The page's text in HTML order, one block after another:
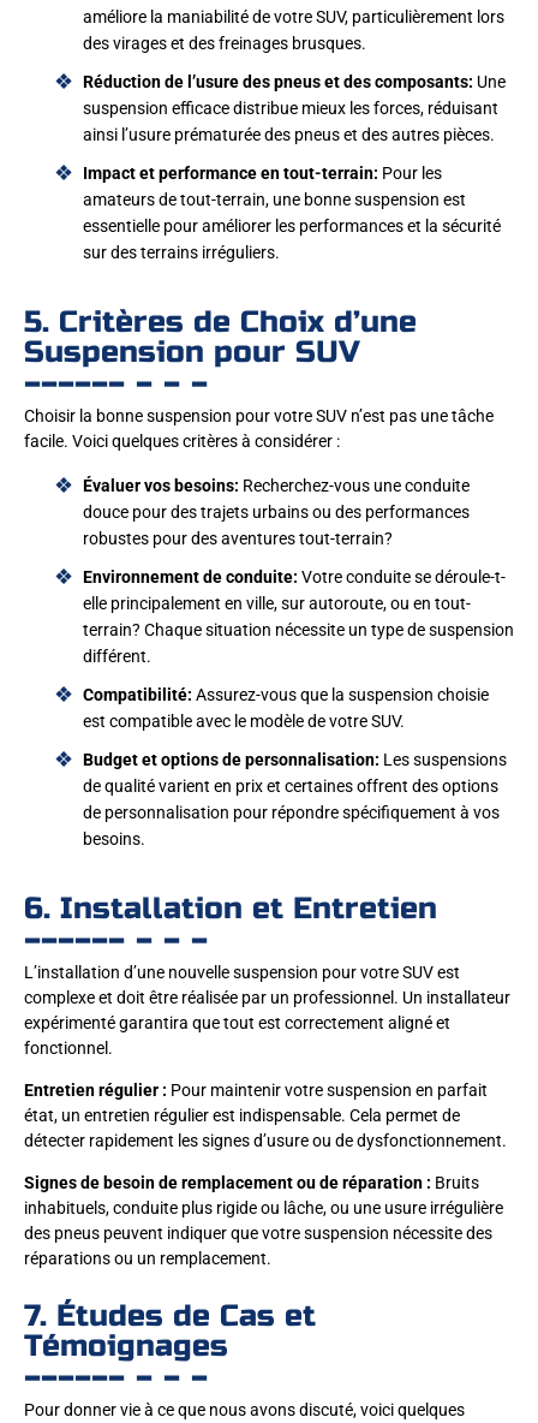
améliore la maniabilité de votre SUV, particulièrement lors
des virages et des freinages brusques.
Réduction de l’usure des pneus et des composants: Une
suspension efficace distribue mieux les forces, réduisant
ainsi l’usure prématurée des pneus et des autres pièces.
Impact et performance en tout-terrain: Pour les
amateurs de tout-terrain, une bonne suspension est
essentielle pour améliorer les performances et la sécurité
sur des terrains irréguliers.
5. Critères de Choix d’une
Suspension pour SUV
Choisir la bonne suspension pour votre SUV n’est pas une tâche
facile. Voici quelques critères à considérer :
Évaluer vos besoins: Recherchez-vous une conduite
douce pour des trajets urbains ou des performances
robustes pour des aventures tout-terrain?
Environnement de conduite: Votre conduite se déroule-t-
elle principalement en ville, sur autoroute, ou en tout-
terrain? Chaque situation nécessite un type de suspension
différent.
Compatibilité: Assurez-vous que la suspension choisie
est compatible avec le modèle de votre SUV.
Budget et options de personnalisation: Les suspensions
de qualité varient en prix et certaines offrent des options
de personnalisation pour répondre spécifiquement à vos
besoins.
6. Installation et Entretien
L’installation d’une nouvelle suspension pour votre SUV est
complexe et doit être réalisée par un professionnel. Un installateur
expérimenté garantira que tout est correctement aligné et
fonctionnel.
Entretien régulier : Pour maintenir votre suspension en parfait
état, un entretien régulier est indispensable. Cela permet de
détecter rapidement les signes d’usure ou de dysfonctionnement.
Signes de besoin de remplacement ou de réparation : Bruits
inhabituels, conduite plus rigide ou lâche, ou une usure irrégulière
des pneus peuvent indiquer que votre suspension nécessite des
réparations ou un remplacement.
7. Études de Cas et
Témoignages
Pour donner vie à ce que nous avons discuté, voici quelques